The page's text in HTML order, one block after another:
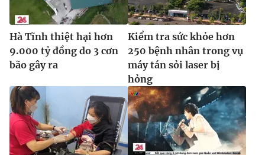
Hà Tĩnh thiệt hại hơn
9.000 tỷ đồng do 3 cơn
bão gây ra
Kiểm tra sức khỏe hơn
250 bệnh nhân trong vụ
máy tán sỏi laser bị
hỏng